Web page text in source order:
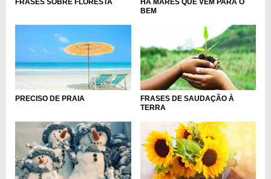
FRASES SOBRE FLORESTA
HÁ MARES QUE VÊM PARA O
BEM
PRECISO DE PRAIA
FRASES DE SAUDAÇÃO À
TERRA